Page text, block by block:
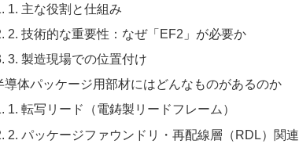
1. 主な役割と仕組み
2. 技術的な重要性：なぜ「EF2」が必要か
3. 製造現場での位置付け
導体パッケージ用部材にはどんなものがあるのか
1. 転写リード（電鋳製リードフレーム）
2. パッケージファウンドリ・再配線層（RDL）関連